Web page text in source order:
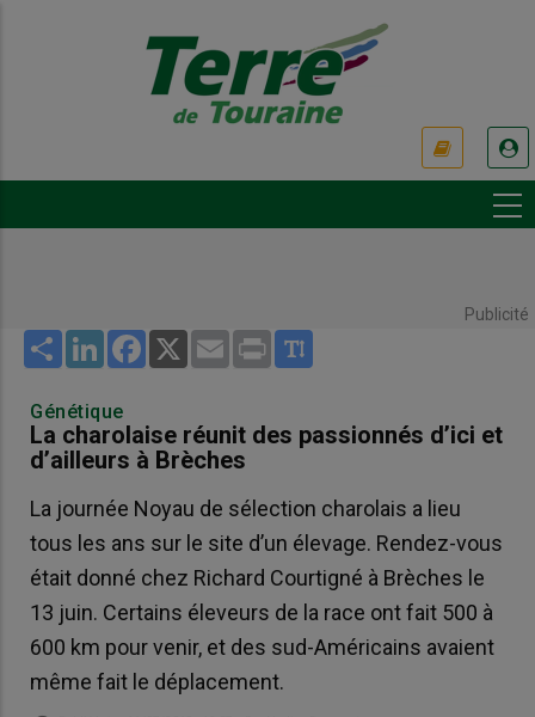
Publicité
Share LinkedInFacebook
X Email Print
Génétique
La charolaise réunit des passionnés d’ici et
d’ailleurs à Brèches
La journée Noyau de sélection charolais a lieu
tous les ans sur le site d’un élevage. Rendez-vous
était donné chez Richard Courtigné à Brèches le
13 juin. Certains éleveurs de la race ont fait 500 à
600 km pour venir, et des sud-Américains avaient
même fait le déplacement.